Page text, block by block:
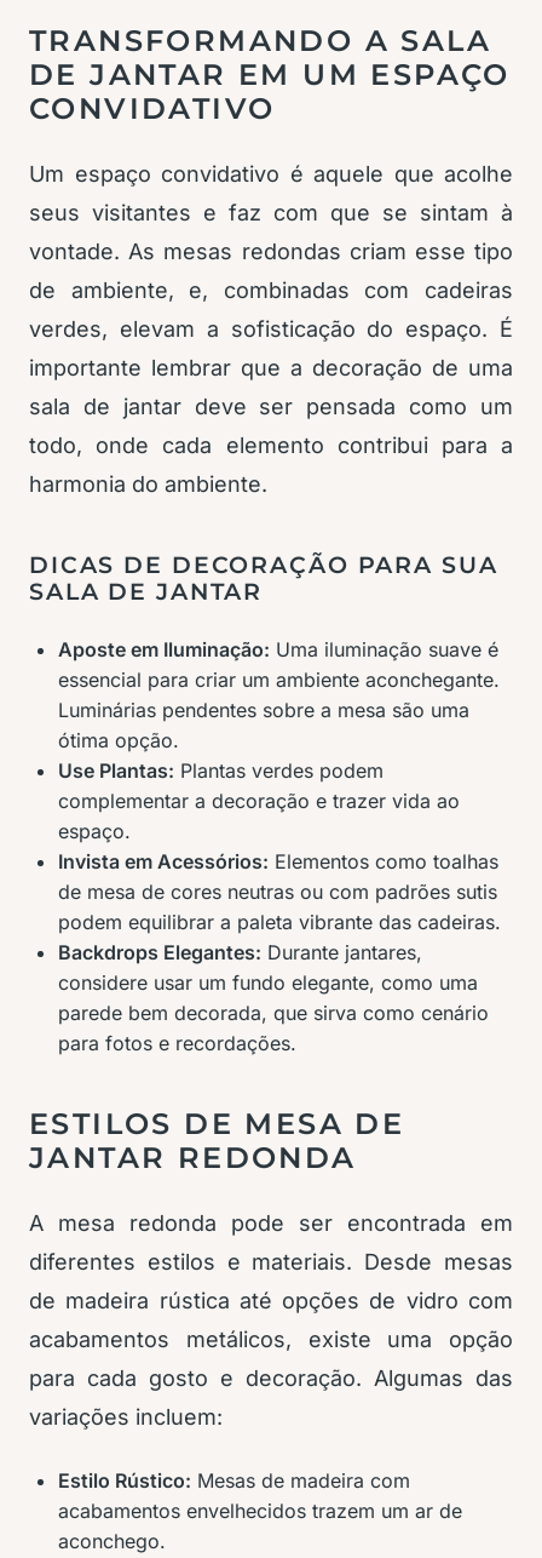
TRANSFORMANDO A SALA
DE JANTAR EM UM ESPAÇO
CONVIDATIVO
Um espaço convidativo é aquele que acolhe
seus visitantes e faz com que se sintam à
vontade. As mesas redondas criam esse tipo
de ambiente, e, combinadas com cadeiras
verdes, elevam a sofisticação do espaço. É
importante lembrar que a decoração de uma
sala de jantar deve ser pensada como um
todo, onde cada elemento contribui para a
harmonia do ambiente.
DICAS DE DECORAÇÃO PARA SUA
SALA DE JANTAR
Aposte em Iluminação: Uma iluminação suave é
essencial para criar um ambiente aconchegante.
Luminárias pendentes sobre a mesa são uma
ótima opção.
Use Plantas: Plantas verdes podem
complementar a decoração e trazer vida ao
espaço.
Invista em Acessórios: Elementos como toalhas
de mesa de cores neutras ou com padrões sutis
podem equilibrar a paleta vibrante das cadeiras.
Backdrops Elegantes: Durante jantares,
considere usar um fundo elegante, como uma
parede bem decorada, que sirva como cenário
para fotos e recordações.
ESTILOS DE MESA DE
JANTAR REDONDA
A mesa redonda pode ser encontrada em
diferentes estilos e materiais. Desde mesas
de madeira rústica até opções de vidro com
acabamentos metálicos, existe uma opção
para cada gosto e decoração. Algumas das
variações incluem:
Estilo Rústico: Mesas de madeira com
acabamentos envelhecidos trazem um ar de
aconchego.